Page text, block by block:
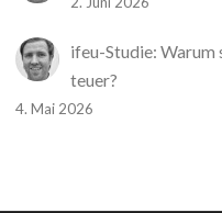
ifeu-Studie: Warum
teuer?
4. Mai 2026